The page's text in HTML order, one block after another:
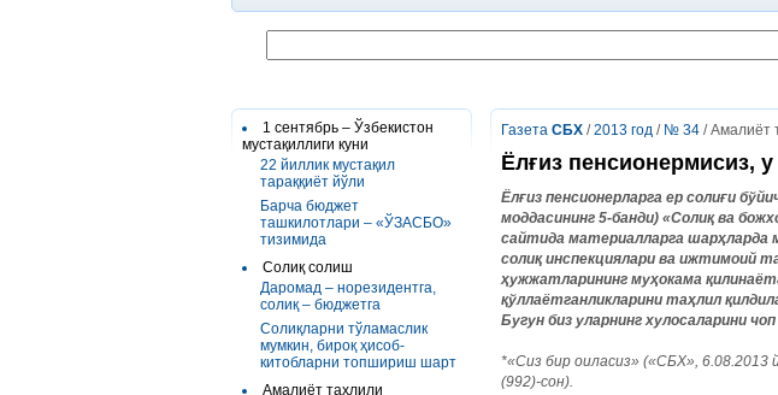
1 сентябрь – Ўзбекистон
мустақиллиги куни
22 йиллик мустақил
тараққиёт йўли
Барча бюджет
ташкилотлари – «ЎЗАСБО»
тизимида
Солиқ солиш
Даромад – норезидентга,
солиқ – бюджетга
Солиқларни тўламаслик
мумкин, бироқ ҳисоб-
китобларни топшириш шарт
Амалиёт таҳлили
Газета СБХ /2013 год / № 34 / Амалиёт
Ёлғиз пенсионермисиз,
Ёлғиз пенсионерларга ер солиғи
моддасининг 5-банди) «Солиқ ва
сайтида материалларга шарҳларда
солиқ инспекциялари ва ижтимоий
ҳужжатларининг муҳокама
қўллаётганликларини таҳлил
Бугун биз уларнинг хулосаларини
*«Сиз бир оиласиз» («СБХ», 6.08.2013
(992)-сон).